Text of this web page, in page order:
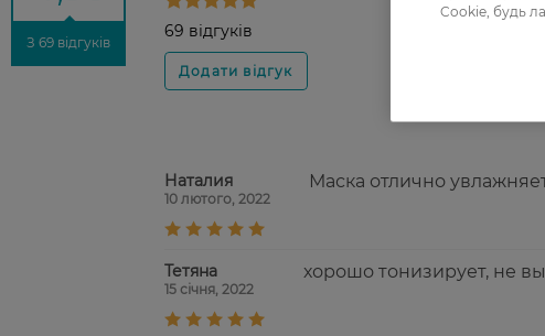
З 69 відгуків
69 відгуків
Наталия
10 лютого, 2022
Маска отлично
Тетяна
15 січня, 2022
хорошо тонизирует, не
Cookie, будь